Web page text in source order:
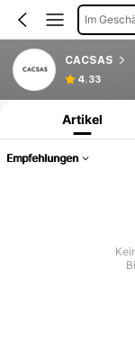
Im
CACSAS
4.33
Produktinformation:
Artikel
Empfehlungen